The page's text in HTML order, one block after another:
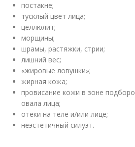
постакне;
тусклый цвет лица;
целлюлит;
морщины;
шрамы, растяжки, стрии;
лишний вес;
«жировые ловушки»;
жирная кожа;
провисание кожи в зоне
овала лица;
отеки на теле и/или лице;
неэстетичный силуэт.